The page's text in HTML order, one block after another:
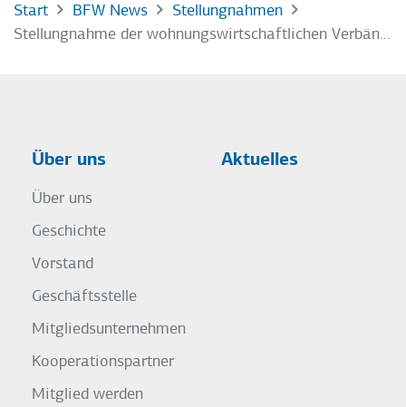
Start BFW News
Stellungnahmen
Stellungnahme der wohnungswirtschaftlichen Verbände zum Entwurf des Zweiten Gesetzes zur Änderung des Hamburgischen Klimaschutzgesetzes (HmbKliSchG)
Über uns
Über uns
Geschichte
Vorstand
Geschäftsstelle
Mitgliedsunternehmen
Kooperationspartner
Mitglied werden
Aktuelles